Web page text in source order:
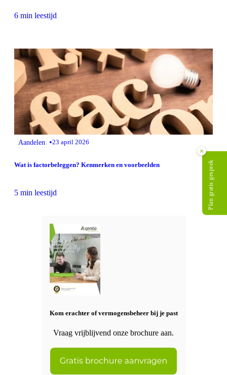
6 min leestijd
Aandelen •23 april 2026
Wat is factorbeleggen? Kenmerken en voorbeelden
5 min leestijd
Kom erachter of vermogensbeheer bij je past
Vraag vrijblijvend onze brochure aan.
×
Plan gratis gesprek